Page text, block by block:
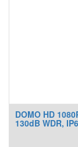
DOMO HD
130dB WDR,